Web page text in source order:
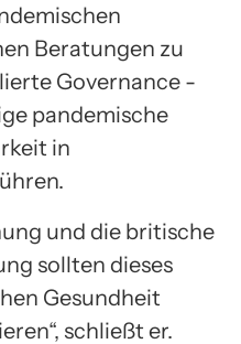
Beratungen zu
Governance -
pandemische
in
und die britische
sollten dieses
Gesundheit
schließt er.